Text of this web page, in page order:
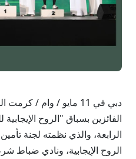
دبي في 11 مايو / وام /
الفائزين بسباق "الروح
الرابعة، والذي نظمته لجنة
الروح الإيجابية، ونادي ضباط